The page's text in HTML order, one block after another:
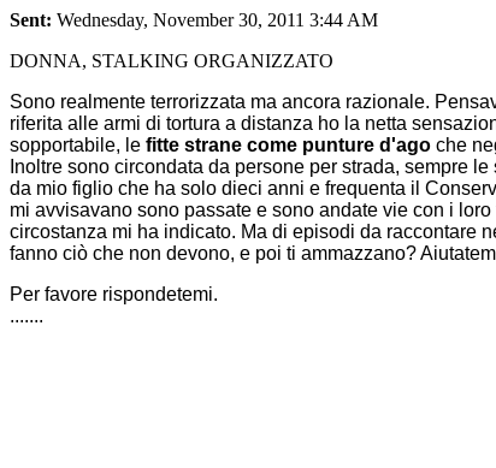
Sent: Wednesday, November 30, 2011 3:44 AM
DONNA, STALKING ORGANIZZATO
Sono realmente terrorizzata ma ancora razionale.
riferita alle armi di tortura a distanza ho la netta
sopportabile, le fitte strane come punture d'ago che
Inoltre sono circondata da persone per strada, sempre
da mio figlio che ha solo dieci anni e frequenta il
mi avvisavano sono passate e sono andate vie con i
circostanza mi ha indicato. Ma di episodi da raccontare
fanno ciò che non devono, e poi ti ammazzano?
Per favore rispondetemi.
.......